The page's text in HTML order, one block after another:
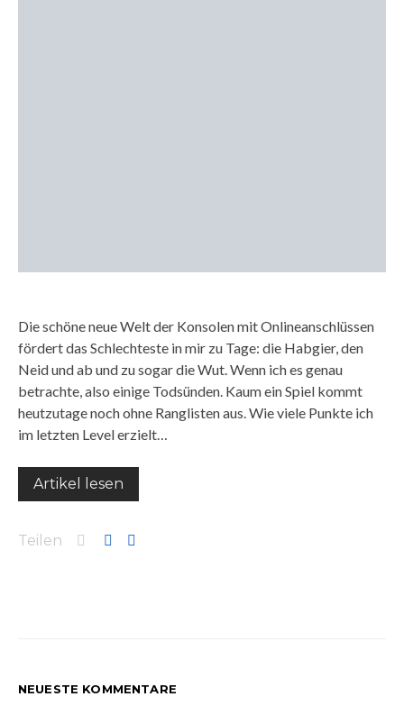
Die schöne neue Welt der Konsolen mit Onlineanschlüssen
fördert das Schlechteste in mir zu Tage: die Habgier, den
Neid und ab und zu sogar die Wut. Wenn ich es genau
betrachte, also einige Todsünden. Kaum ein Spiel kommt
heutzutage noch ohne Ranglisten aus. Wie viele Punkte ich
im letzten Level erzielt…
Artikel lesen
Teilen
NEUESTE KOMMENTARE